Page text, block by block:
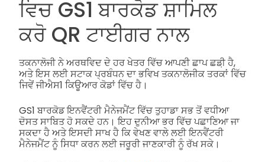
ਵਿਚ GS1 ਬਾਰਕੋਡ ਸ਼ਾਮਿਲ
ਕਰੋ QR ਟਾਈਗਰ ਨਾਲ
ਤਕਨਾਲੋਜੀ ਨੇ ਅਰਥਵਿਦ ਦੇ ਹਰ ਖੇਤਰ ਵਿੱਚ ਆਪਣੀ ਛਾਪ ਛਡ਼ੀ ਹੈ,
ਅਤੇ ਇਸ ਲਈ ਸਟਾਕ ਪ੍ਰਬੰਧਨ ਦਾ ਭਵਿਖ ਤਕਨਾਲੋਜੀਕ ਤਰਕਾਂ ਵਿੱਚ
ਜਿਵੇਂ ਜੀਐਸ1 ਕਿਊਆਰ ਕੋਡਾਂ ਵਿੱਚ ਹੈ।
GS1 ਬਾਰਕੋਡ ਇਨਵੈਂਟਰੀ ਮੈਨੇਜਮੈਂਟ ਵਿੱਚ ਤੁਹਾਡਾ ਸਭ ਤੋਂ ਵਧੀਆ
ਦੋਸਤ ਸਾਬਿਤ ਹੋ ਸਕਦੇ ਹਨ। ਇਹ ਦੁਨੀਆ ਭਰ ਵਿੱਚ ਪਛਾਣਿਆ ਜਾ
ਸਕਦਾ ਹੈ ਅਤੇ ਇਸਦੀ ਸਾਖ ਹੈ ਕਿ ਵੇਖਣ ਵਾਲੇ ਲਈ ਇਨਵੈਂਟਰੀ
ਮੈਨੇਜਮੈਂਟ ਨੂੰ ਸਿਧਾ ਕਰਨ ਲਈ ਜਰੂਰੀ ਜਾਣਕਾਰੀ ਨੂੰ ਰੱਖ ਸਕੇ।